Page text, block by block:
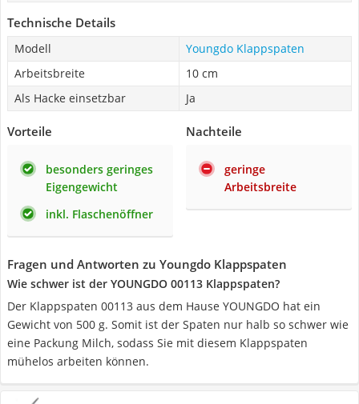
Technische Details
Modell
Youngdo Klappspaten
Arbeitsbreite
10 cm
Als Hacke einsetzbar
Ja
Vorteile
besonders geringes
Eigengewicht
inkl. Flaschenöffner
Nachteile
geringe
Arbeitsbreite
Fragen und Antworten zu Youngdo Klappspaten
Wie schwer ist der YOUNGDO 00113 Klappspaten?
Der Klappspaten 00113 aus dem Hause YOUNGDO hat ein
Gewicht von 500 g. Somit ist der Spaten nur halb so schwer wie
eine Packung Milch, sodass Sie mit diesem Klappspaten
mühelos arbeiten können.